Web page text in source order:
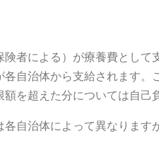
者による）が療養費とし
自治体から支給されます
を超えた分については自己
自治体によって異なりま